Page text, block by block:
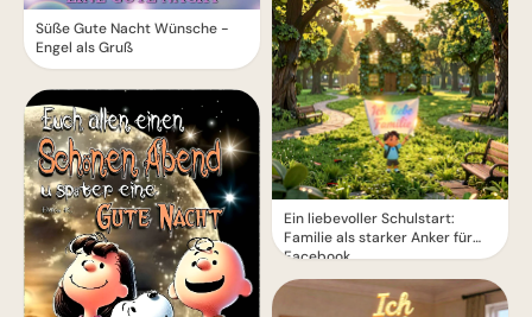
Süße Gute Nacht Wünsche -
Engel als Gruß
Ein liebevoller Schulstart:
Familie als starker Anker für
Facebook